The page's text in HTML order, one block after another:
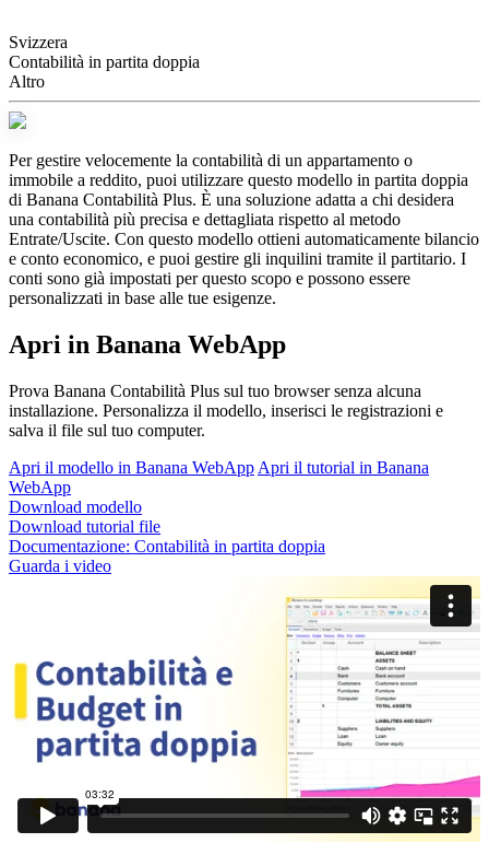
Svizzera
Contabilità in partita doppia
Altro
Per gestire velocemente la contabilità di un appartamento o
immobile a reddito, puoi utilizzare questo modello in partita doppia
di Banana Contabilità Plus. È una soluzione adatta a chi desidera
una contabilità più precisa e dettagliata rispetto al metodo
Entrate/Uscite. Con questo modello ottieni automaticamente bilancio
e conto economico, e puoi gestire gli inquilini tramite il partitario. I
conti sono già impostati per questo scopo e possono essere
personalizzati in base alle tue esigenze.
Apri in Banana WebApp
Prova Banana Contabilità Plus sul tuo browser senza alcuna
installazione. Personalizza il modello, inserisci le registrazioni e
salva il file sul tuo computer.
Apri il modello in Banana WebApp Apri il tutorial in Banana
WebApp
Download modello
Download tutorial file
Documentazione: Contabilità in partita doppia
Guarda i video